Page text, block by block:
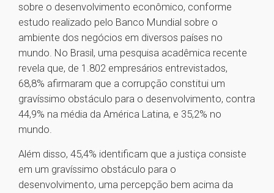
sobre o desenvolvimento econômico, conforme
estudo realizado pelo Banco Mundial sobre o
ambiente dos negócios em diversos países no
mundo. No Brasil, uma pesquisa acadêmica recente
revela que, de 1.802 empresários entrevistados,
68,8% afirmaram que a corrupção constitui um
gravíssimo obstáculo para o desenvolvimento, contra
44,9% na média da América Latina, e 35,2% no
mundo.
Além disso, 45,4% identificam que a justiça consiste
em um gravíssimo obstáculo para o
desenvolvimento, uma percepção bem acima da